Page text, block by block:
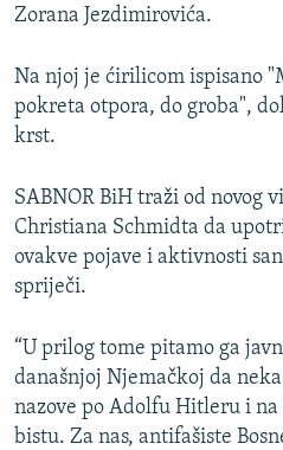
Zorana Jezdimirovića.
Na njoj je ćirilicom ispisano
pokreta otpora, do groba",
krst.
SABNOR BiH traži od novog
Christiana Schmidta da
ovakve pojave i aktivnosti
spriječi.
“U prilog tome pitamo ga
današnjoj Njemačkoj da
nazove po Adolfu Hitleru i
bistu. Za nas, antifašiste